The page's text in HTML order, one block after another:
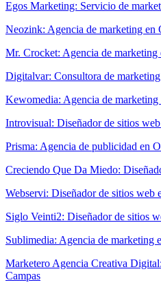
Egos Marketing: Servicio de
Neozink: Agencia de marketing en
Mr. Crocket: Agencia de marketing
Digitalvar: Consultora de
Kewomedia: Agencia de
Introvisual: Diseñador de sitios
Prisma: Agencia de publicidad en
Creciendo Que Da Miedo:
Webservi: Diseñador de sitios web
Siglo Veinti2: Diseñador de sitios
Sublimedia: Agencia de marketing
Marketero Agencia Creativa
Campas